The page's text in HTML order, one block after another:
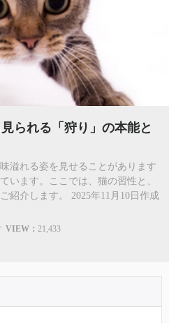
られる「狩り」の本能と
溢れる姿を見せることがあります
います。ここでは、猫の習性と、
紹介します。 2025年11月10日作成
VIEW： 21,433